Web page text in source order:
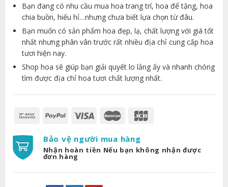
Bạn đang có nhu cầu mua hoa trang trí, hoa để tặng, hoa
chia buồn, hiếu hỉ…nhưng chưa biết lựa chọn từ đâu.
Bạn muốn có sản phẩm hoa đẹp, lạ, chất lượng với giá tốt
nhất nhưng phân vân trước rất nhiều địa chỉ cung cấp hoa
tươi hiện nay.
Shop hoa sẽ giúp bạn giải quyết lo lắng ấy và nhanh chóng
tìm được địa chỉ hoa tươi chất lượng nhất.
Bảo vệ người mua hàng
Nhận hoàn tiền Nếu bạn không nhận được
đơn hàng